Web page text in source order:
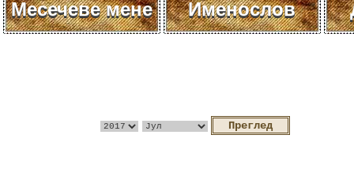
Месечеве мене Именослов